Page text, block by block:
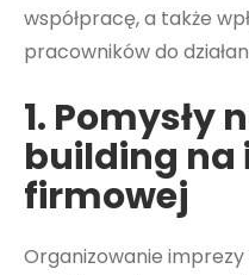
współpracę, a także
pracowników do
1. Pomysły
building na
firmowej
Organizowanie